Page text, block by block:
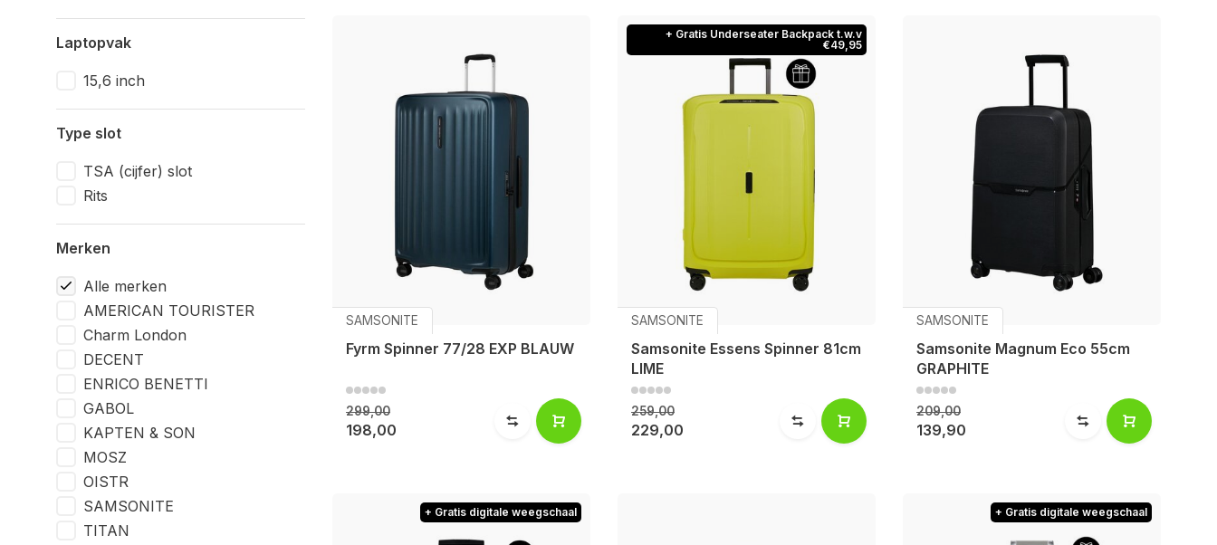
Laptopvak
15,6 inch
Type slot
TSA (cijfer) slot
Rits
Merken
Alle merken
AMERICAN TOURISTER
Charm London
DECENT
ENRICO BENETTI
GABOL
KAPTEN & SON
MOSZ
OISTR
SAMSONITE
TITAN
SAMSONITE
Fyrm Spinner 77/28 EXP BLAUW
299,00
198,00
+ Gratis Underseater Backpack t.w.v
€49,95
SAMSONITE
Samsonite Essens Spinner 81cm
LIME
259,00
229,00
SAMSONITE
Samsonite Magnum Eco 55cm
GRAPHITE
209,00
139,90
+ Gratis digitale weegschaal + Gratis digitale weegschaal